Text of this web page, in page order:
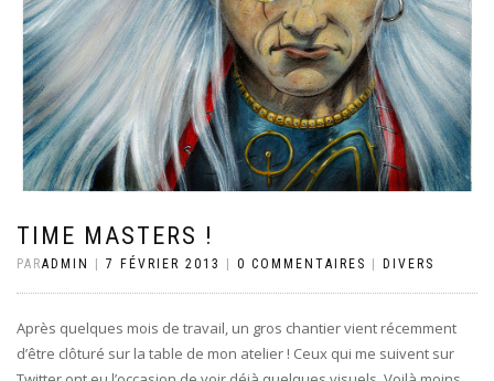
TIME MASTERS !
PARADMIN | 7 FÉVRIER 2013 | 0 COMMENTAIRES | DIVERS
Après quelques mois de travail, un gros chantier vient récemment
d’être clôturé sur la table de mon atelier ! Ceux qui me suivent sur